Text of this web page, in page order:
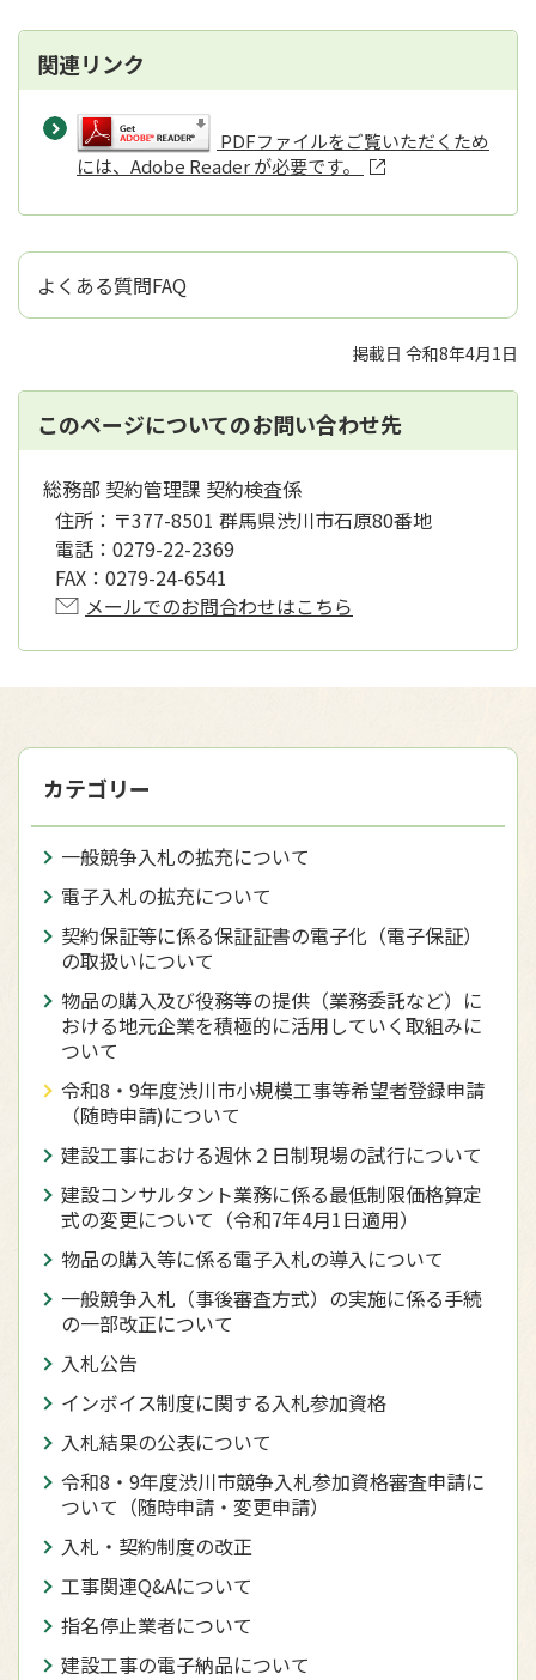
関連リンク
PDFファイルをご覧いただくため
には、Adobe Reader が必要です。
よくある質問FAQ
掲載日 令和8年4月1日
このページについてのお問い合わせ先
総務部 契約管理課 契約検査係
住所： 〒377-8501 群馬県渋川市石原80番地
電話： 0279-22-2369
FAX： 0279-24-6541
メールでのお問合わせはこちら
カテゴリー
一般競争入札の拡充について
電子入札の拡充について
契約保証等に係る保証証書の電子化（電子保証）
の取扱いについて
物品の購入及び役務等の提供（業務委託など）に
おける地元企業を積極的に活用していく取組みに
ついて
令和8・9年度渋川市小規模工事等希望者登録申請
（随時申請)について
建設工事における週休２日制現場の試行について
建設コンサルタント業務に係る最低制限価格算定
式の変更について（令和7年4月1日適用）
物品の購入等に係る電子入札の導入について
一般競争入札（事後審査方式）の実施に係る手続
の一部改正について
入札公告
インボイス制度に関する入札参加資格
入札結果の公表について
令和8・9年度渋川市競争入札参加資格審査申請に
ついて（随時申請・変更申請）
入札・契約制度の改正
工事関連Q&Aについて
指名停止業者について
建設工事の電子納品について